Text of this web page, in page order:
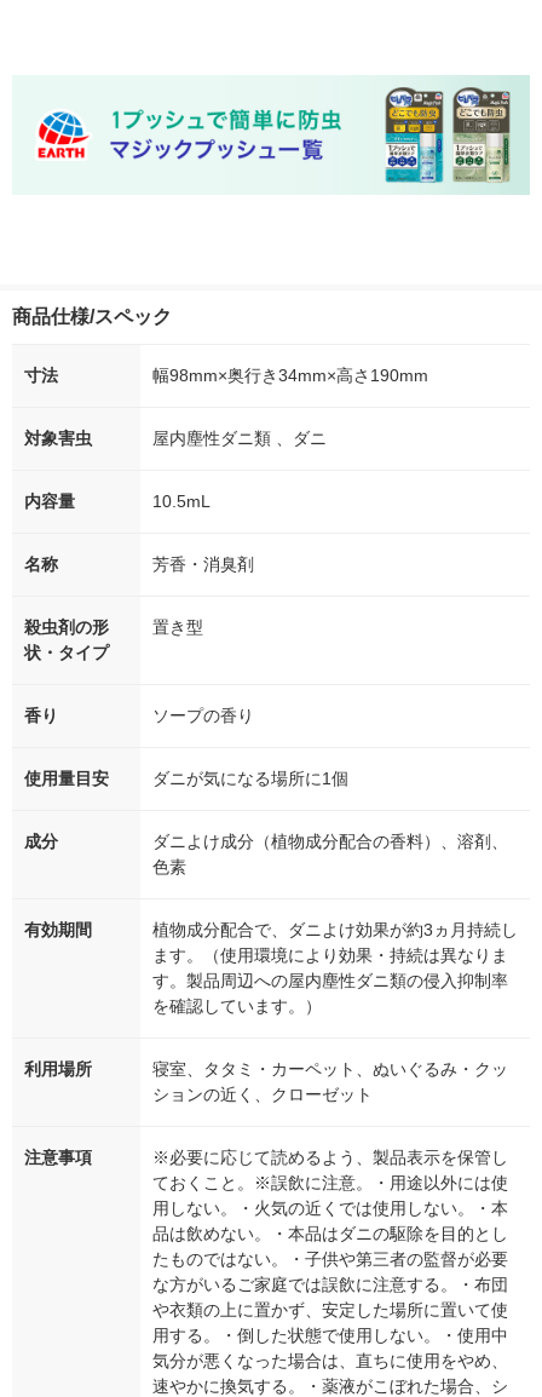
商品仕様/スペック
寸法 幅98mm×奥行き34mm×高さ190mm
対象害虫 屋内塵性ダニ類 、ダニ
内容量 10.5mL
名称 芳香・消臭剤
殺虫剤の形
状・タイプ
置き型
香り ソープの香り
使用量目安 ダニが気になる場所に1個
成分
ダニよけ成分（植物成分配合の香料）、溶剤、
色素
有効期間
植物成分配合で、ダニよけ効果が約3ヵ月持続し
ます。（使用環境により効果・持続は異なりま
す。製品周辺への屋内塵性ダニ類の侵入抑制率
を確認しています。）
利用場所
寝室、タタミ・カーペット、ぬいぐるみ・クッ
ションの近く、クローゼット
注意事項
※必要に応じて読めるよう、製品表示を保管し
ておくこと。※誤飲に注意。・用途以外には使
用しない。・火気の近くでは使用しない。・本
品は飲めない。・本品はダニの駆除を目的とし
たものではない。・子供や第三者の監督が必要
な方がいるご家庭では誤飲に注意する。・布団
や衣類の上に置かず、安定した場所に置いて使
用する。・倒した状態で使用しない。・使用中
気分が悪くなった場合は、直ちに使用をやめ、
速やかに換気する。・薬液がこぼれた場合、シ